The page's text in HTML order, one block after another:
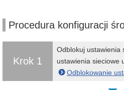
Procedura konfiguracji
Krok 1
Odblokuj ustawienia
ustawienia sieciowe
Odblokowanie